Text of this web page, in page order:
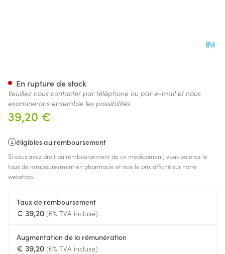
39,20 €
éligibles au remboursement
Si vous avez droit au remboursement de ce médicament, vous paierez le
taux de remboursement en pharmacie et non le prix affiché sur notre
webshop.
Taux de remboursement
€ 39,20 (6% TVA incluse)
Augmentation de la rémunération
€ 39,20 (6% TVA incluse)
En rupture de stock
Veuillez nous contacter par téléphone ou par e-mail et nous
examinerons ensemble les possibilités.